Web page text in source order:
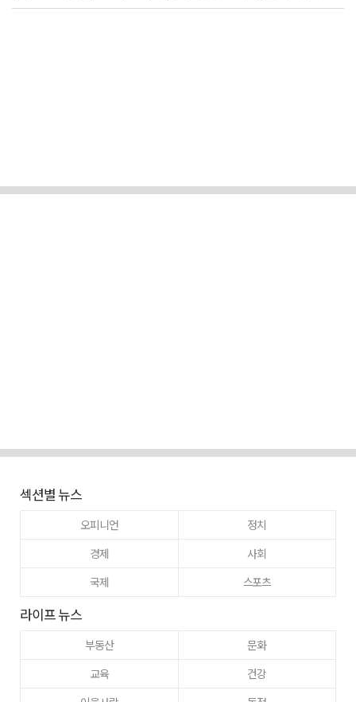
섹션별 뉴스
오피니언
정치
경제
사회
국제
스포츠
라이프 뉴스
부동산
문화
교육
건강